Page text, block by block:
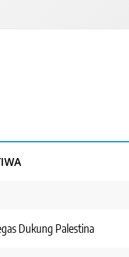
Dukung Palestina